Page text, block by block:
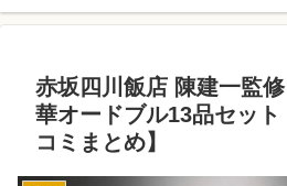
赤坂四川飯店 陳建一監
華オードブル13品セット
コミまとめ】